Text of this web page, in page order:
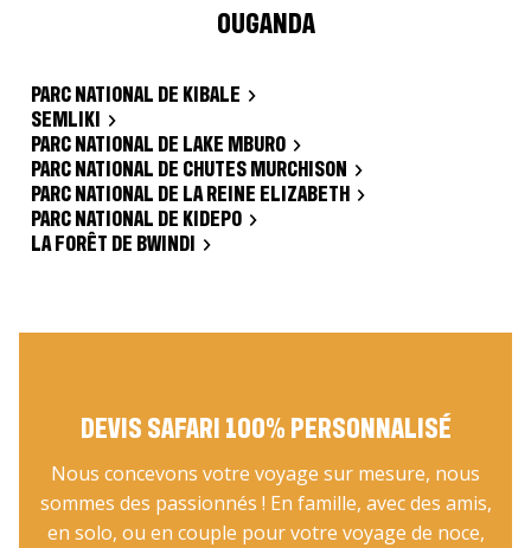
OUGANDA
PARC NATIONAL DE KIBALE
SEMLIKI
PARC NATIONAL DE LAKE MBURO
PARC NATIONAL DE CHUTES MURCHISON
PARC NATIONAL DE LA REINE ELIZABETH
PARC NATIONAL DE KIDEPO
LA FORÊT DE BWINDI
DEVIS SAFARI 100% PERSONNALISÉ
Nous concevons votre voyage sur mesure, nous
sommes des passionnés ! En famille, avec des amis,
en solo, ou en couple pour votre voyage de noce,